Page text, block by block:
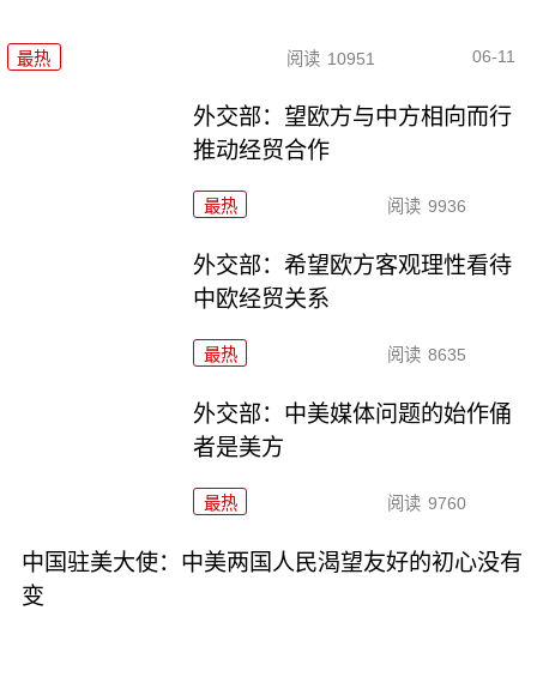
最热 阅读 10951 06-11
外交部：望欧方与中方相向而行
推动经贸合作
最热 阅读 9936
外交部：希望欧方客观理性看待
中欧经贸关系
最热 阅读 8635
外交部：中美媒体问题的始作俑
者是美方
最热 阅读 9760
中国驻美大使：中美两国人民渴望友好的初心没有
变